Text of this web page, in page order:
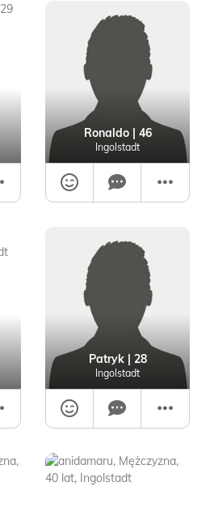
Ronaldo| 46
Ingolstadt
Patryk| 28
Ingolstadt